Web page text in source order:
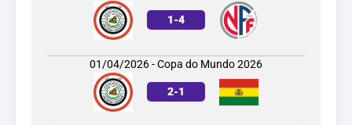
1-4
01/04/2026 - Copa do Mundo 2026
2-1